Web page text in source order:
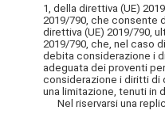
1, della direttiva (UE)
2019/790, che consente
direttiva (UE) 2019/790,
2019/790, che, nel caso
debita considerazione i
adeguata dei proventi
considerazione i diritti di
una limitazione, tenuti in
Nel riservarsi una